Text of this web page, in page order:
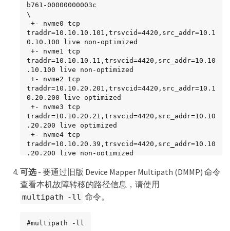
b761-00000000003c
\
traddr=10.10.10.101,trsvcid=4420,src_addr=10.1
0.10.100 live non-optimized
traddr=10.10.10.11,trsvcid=4420,src_addr=10.10
.10.100 live non-optimized
traddr=10.10.20.201,trsvcid=4420,src_addr=10.1
0.20.200 live optimized
traddr=10.10.20.21,trsvcid=4420,src_addr=10.10
.20.200 live optimized
traddr=10.10.20.39,trsvcid=4420,src_addr=10.10
.20.200 live non-optimized
traddr=10.10.20.31,trsvcid=4420,src_addr=10.10
.20.200 live non-optimized
+- nvme6 tcp
traddr=10.10.10.49,trsvcid=4420,src_addr=10.10
traddr=10.10.10.41,trsvcid=4420,src_addr=10.10
可选- 要通过旧版 Device Mapper Multipath (DMMP) 命令
查看本机故障转移的路径信息，请使用
multipath -ll 命令。
#multipath -ll